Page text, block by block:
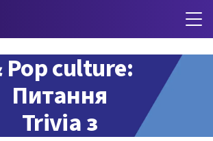
Pop culture:
Питання
Trivia з